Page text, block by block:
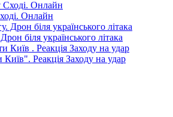
Онлайн
біля українського літака
Реакція Заходу на удар